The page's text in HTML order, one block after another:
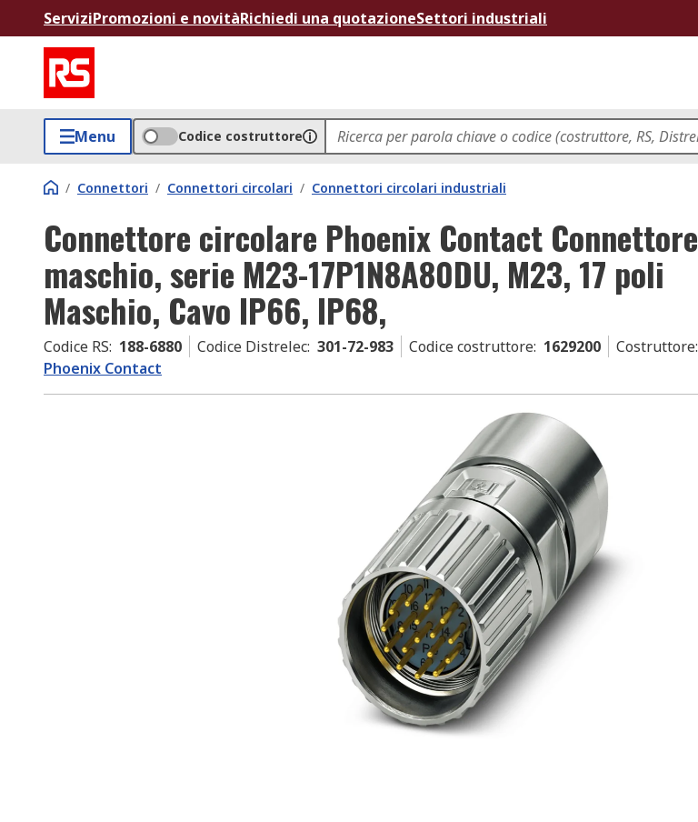
ServiziPromozioni e novitàRichiedi una quotazioneSettori industriali
Menu Codice costruttore
/ Connettori / Connettori circolari / Connettori circolari industriali
Connettore circolare Phoenix Contact Connettore
maschio, serie M23-17P1N8A80DU, M23, 17 poli
Maschio, Cavo IP66, IP68,
Codice RS: 188-6880 Codice Distrelec: 301-72-983 Codice costruttore: 1629200 Costruttore:
Phoenix Contact